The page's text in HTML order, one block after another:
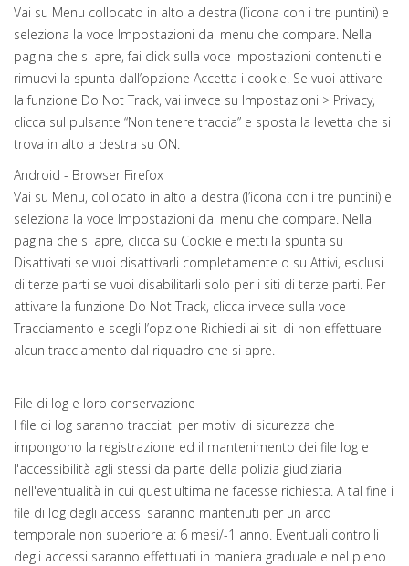
Vai su Menu collocato in alto a destra (l’icona con i tre puntini) e
seleziona la voce Impostazioni dal menu che compare. Nella
pagina che si apre, fai click sulla voce Impostazioni contenuti e
rimuovi la spunta dall’opzione Accetta i cookie. Se vuoi attivare
la funzione Do Not Track, vai invece su Impostazioni > Privacy,
clicca sul pulsante “Non tenere traccia” e sposta la levetta che si
trova in alto a destra su ON.
Android - Browser Firefox
Vai su Menu, collocato in alto a destra (l’icona con i tre puntini) e
seleziona la voce Impostazioni dal menu che compare. Nella
pagina che si apre, clicca su Cookie e metti la spunta su
Disattivati se vuoi disattivarli completamente o su Attivi, esclusi
di terze parti se vuoi disabilitarli solo per i siti di terze parti. Per
attivare la funzione Do Not Track, clicca invece sulla voce
Tracciamento e scegli l’opzione Richiedi ai siti di non effettuare
alcun tracciamento dal riquadro che si apre.
File di log e loro conservazione
I file di log saranno tracciati per motivi di sicurezza che
impongono la registrazione ed il mantenimento dei file log e
l'accessibilità agli stessi da parte della polizia giudiziaria
nell'eventualità in cui quest'ultima ne facesse richiesta. A tal fine i
file di log degli accessi saranno mantenuti per un arco
temporale non superiore a: 6 mesi/-1 anno. Eventuali controlli
degli accessi saranno effettuati in maniera graduale e nel pieno